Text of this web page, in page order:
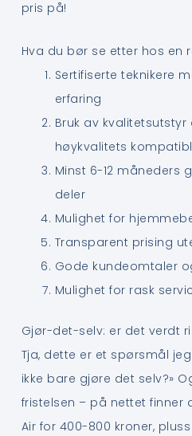
pris på!
Hva du bør se etter hos en
Sertifiserte teknikere
erfaring
Bruk av
høykvalitets
Minst 6-12 måneders
deler
Mulighet for
Transparent prising
Gode kundeomtaler
Mulighet for rask
Gjør-det-selv: er det verdt
Tja, dette er et spørsmål
ikke bare gjøre det selv?»
fristelsen – på nettet finner
Air for 400-800 kroner,